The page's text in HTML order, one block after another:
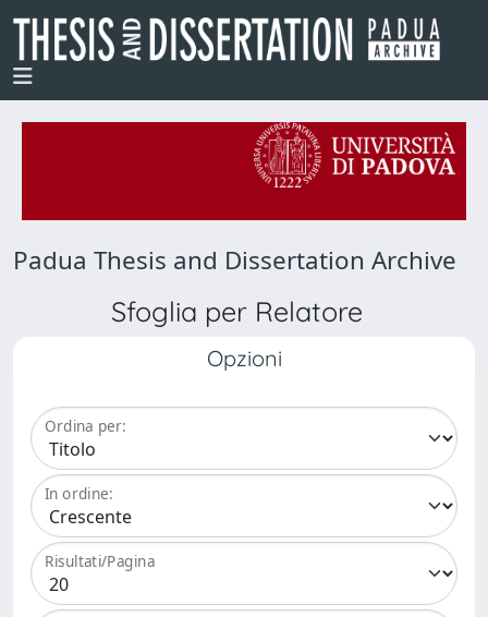
Padua Thesis and Dissertation Archive
Sfoglia per Relatore
Opzioni
Ordina per:
In ordine:
Risultati/Pagina